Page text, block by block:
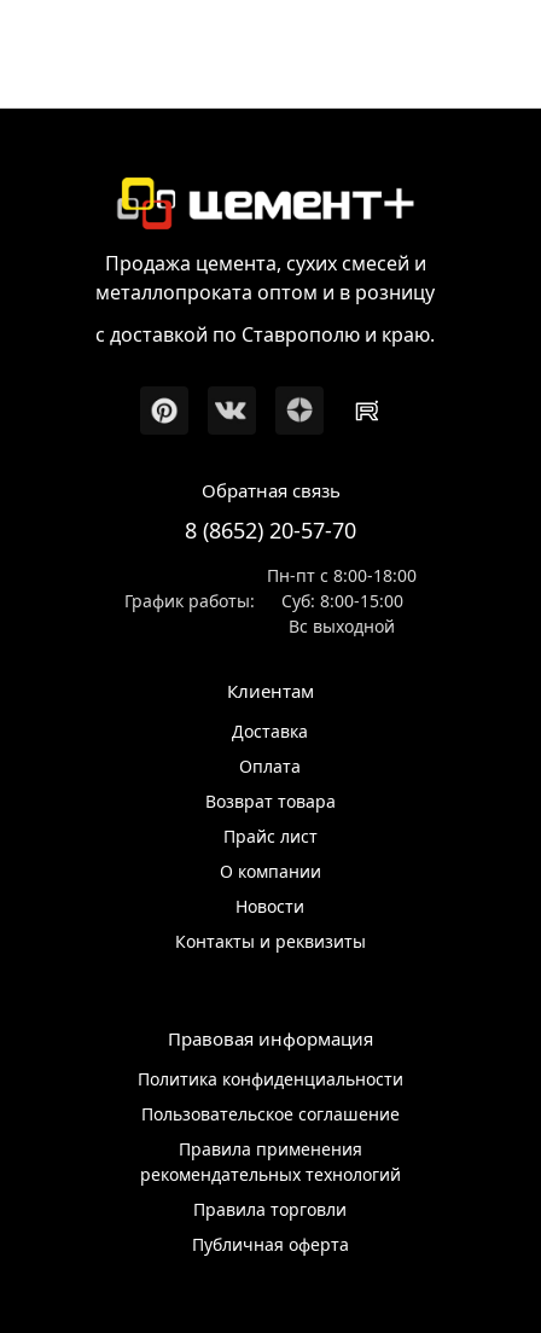
Продажа цемента, сухих смесей и
металлопроката оптом и в розницу
с доставкой по Ставрополю и краю.
Обратная связь
8 (8652) 20-57-70
График работы:
Пн-пт с 8:00-18:00
Суб: 8:00-15:00
Вс выходной
Клиентам
Доставка
Оплата
Возврат товара
Прайс лист
О компании
Новости
Контакты и реквизиты
Правовая информация
Политика конфиденциальности
Пользовательское соглашение
Правила применения
рекомендательных технологий
Правила торговли
Публичная оферта